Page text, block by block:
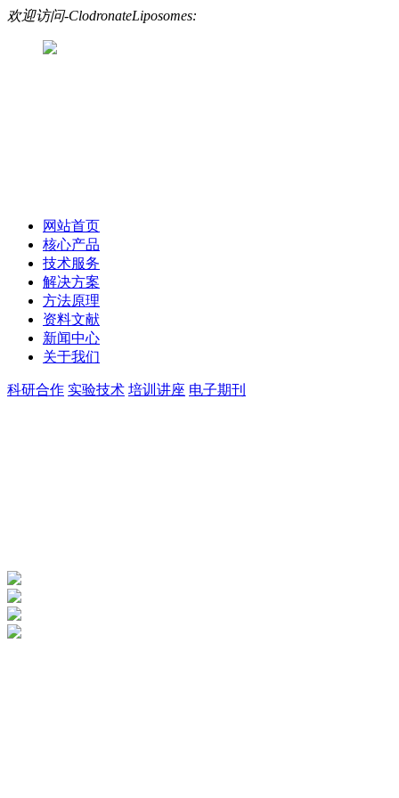
欢迎访问-ClodronateLiposomes:
网站首页
核心产品
技术服务
解决方案
方法原理
资料文献
新闻中心
关于我们
科研合作 实验技术 培训讲座 电子期刊